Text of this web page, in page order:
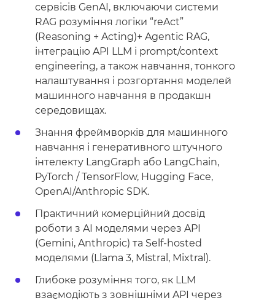
сервісів GenAI, включаючи системи
RAG розуміння логіки “reAct”
(Reasoning + Acting)+ Agentic RAG,
інтеграцію API LLM і prompt/context
engineering, а також навчання, тонкого
налаштування і розгортання моделей
машинного навчання в продакшн
середовищах.
Знання фреймворків для машинного
навчання і генеративного штучного
інтелекту LangGraph або LangChain,
PyTorch / TensorFlow, Hugging Face,
OpenAI/Anthropic SDK.
Практичний комерційний досвід
роботи з AI моделями через API
(Gemini, Anthropic) та Self-hosted
моделями (Llama 3, Mistral, Mixtral).
Глибоке розуміння того, як LLM
взаємодіють з зовнішніми API через